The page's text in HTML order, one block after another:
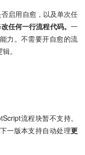
启用自愈，以及单次任
任何一行流程代码。一
力。不需要开自愈的流
。
流程块暂不支持。
一版本支持自动处理更